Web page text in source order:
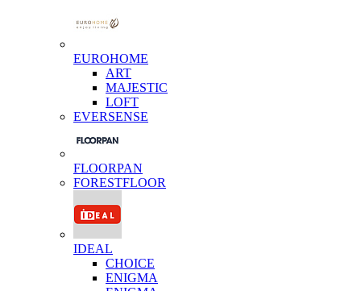
EUROHOME
ART
MAJESTIC
LOFT
EVERSENSE
FLOORPAN
FORESTFLOOR
IDEAL
CHOICE
ENIGMA